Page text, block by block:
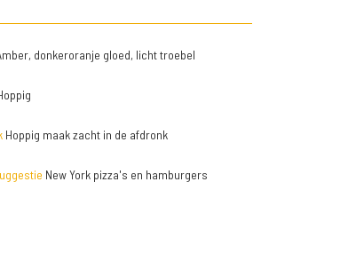
donkeroranje gloed, licht troebel
Hoppig maak zacht in de afdronk
New York pizza's en hamburgers